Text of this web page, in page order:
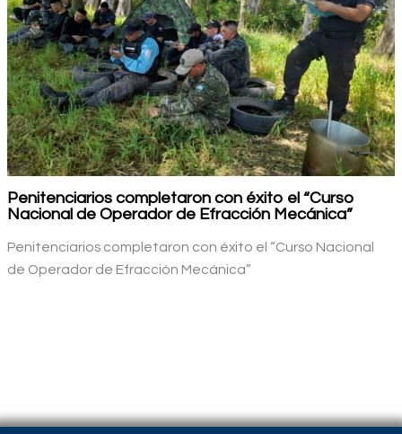
Penitenciarios completaron con éxito el “Curso
Nacional de Operador de Efracción Mecánica”
Penitenciarios completaron con éxito el “Curso Nacional
de Operador de Efracción Mecánica”